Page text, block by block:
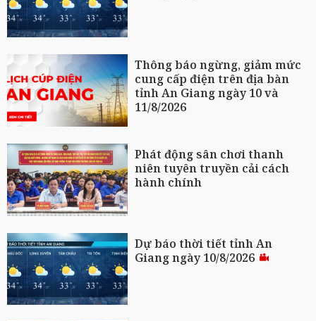
Thông báo ngừng, giảm mức
cung cấp điện trên địa bàn
tỉnh An Giang ngày 10 và
11/8/2026
Phát động sân chơi thanh
niên tuyên truyền cải cách
hành chính
Dự báo thời tiết tỉnh An
Giang ngày 10/8/2026